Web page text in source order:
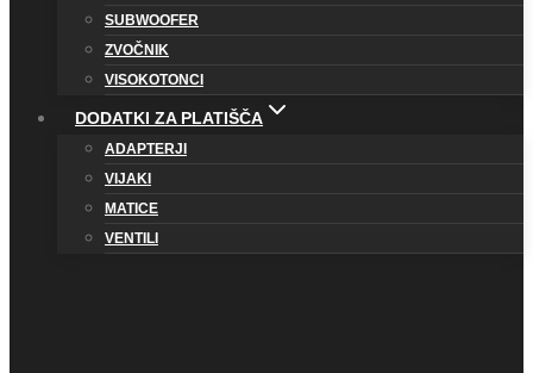
SUBWOOFER
ZVOČNIK
VISOKOTONCI
DODATKI ZA PLATIŠČA
ADAPTERJI
VIJAKI
MATICE
VENTILI